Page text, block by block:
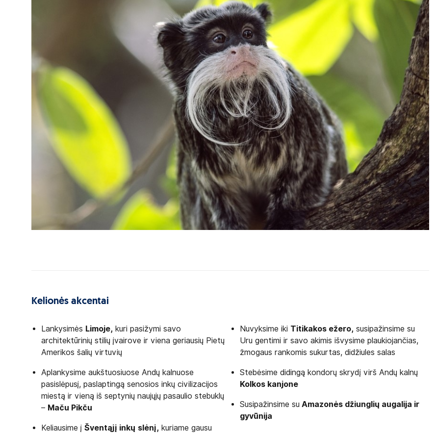
Kelionės akcentai
Lankysimės Limoje, kuri pasižymi savo
architektūrinių stilių įvairove ir viena geriausių Pietų
Amerikos šalių virtuvių
Aplankysime aukštuosiuose Andų kalnuose
pasislėpusį, paslaptingą senosios inkų civilizacijos
miestą ir vieną iš septynių naujųjų pasaulio stebuklų
– Maču Pikču
Keliausime į Šventąjį inkų slėnį, kuriame gausu
Nuvyksime iki Titikakos ežero, susipažinsime su
Uru gentimi ir savo akimis išvysime plaukiojančias,
žmogaus rankomis sukurtas, didžiules salas
Stebėsime didingą kondorų skrydį virš Andų kalnų
Kolkos kanjone
Susipažinsime su Amazonės džiunglių augalija ir
gyvūnija